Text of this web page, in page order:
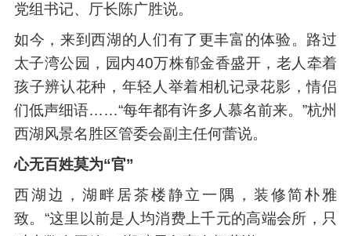
党组书记、厅长陈广胜说。
如今，来到西湖的人们有了更丰富的体验。路过
太子湾公园，园内40万株郁金香盛开，老人牵着
孩子辨认花种，年轻人举着相机记录花影，情侣
们低声细语……“每年都有许多人慕名前来。”杭州
西湖风景名胜区管委会副主任何蕾说。
心无百姓莫为“官”
西湖边，湖畔居茶楼静立一隅，装修简朴雅
致。“这里以前是人均消费上千元的高端会所，只